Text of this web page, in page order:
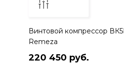
Винтовой компрессор
Remeza
220 450 руб.